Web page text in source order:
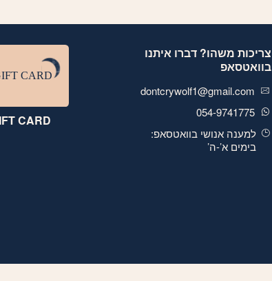
צריכות משהו? דברו איתנו
בוואטסאפ
dontcrywolf1@gmail.com
054-9741775
למענה אנושי בוואטסאפ:
בימים א’-ה’
CARD